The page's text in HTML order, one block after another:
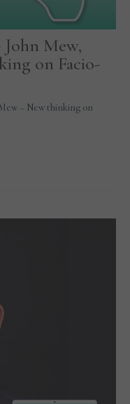
Mew,
on Facio-
– New thinking on